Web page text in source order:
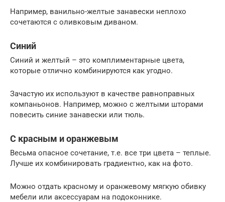
Например, ванильно-желтые занавески неплохо
сочетаются с оливковым диваном.
Синий
Синий и желтый – это комплиментарные цвета,
которые отлично комбинируются как угодно.
Зачастую их используют в качестве равноправных
компаньонов. Например, можно с желтыми шторами
повесить синие занавески или тюль.
С красным и оранжевым
Весьма опасное сочетание, т.е. все три цвета – теплые.
Лучше их комбинировать градиентно, как на фото.
Можно отдать красному и оранжевому мягкую обивку
мебели или аксессуарам на подоконнике.